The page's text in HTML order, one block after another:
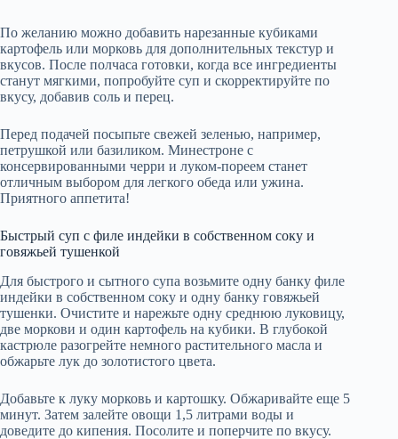
По желанию можно добавить нарезанные кубиками
картофель или морковь для дополнительных текстур и
вкусов. После полчаса готовки, когда все ингредиенты
станут мягкими, попробуйте суп и скорректируйте по
вкусу, добавив соль и перец.
Перед подачей посыпьте свежей зеленью, например,
петрушкой или базиликом. Минестроне с
консервированными черри и луком-пореем станет
отличным выбором для легкого обеда или ужина.
Приятного аппетита!
Быстрый суп с филе индейки в собственном соку и
говяжьей тушенкой
Для быстрого и сытного супа возьмите одну банку филе
индейки в собственном соку и одну банку говяжьей
тушенки. Очистите и нарежьте одну среднюю луковицу,
две моркови и один картофель на кубики. В глубокой
кастрюле разогрейте немного растительного масла и
обжарьте лук до золотистого цвета.
Добавьте к луку морковь и картошку. Обжаривайте еще 5
минут. Затем залейте овощи 1,5 литрами воды и
доведите до кипения. Посолите и поперчите по вкусу.